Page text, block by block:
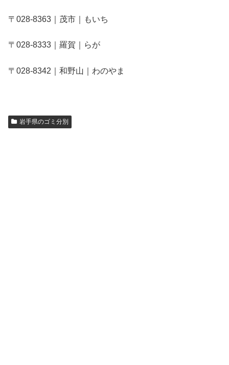
〒028-8363｜茂市｜もいち
〒028-8333｜羅賀｜らが
〒028-8342｜和野山｜わのやま
岩手県のゴミ分別